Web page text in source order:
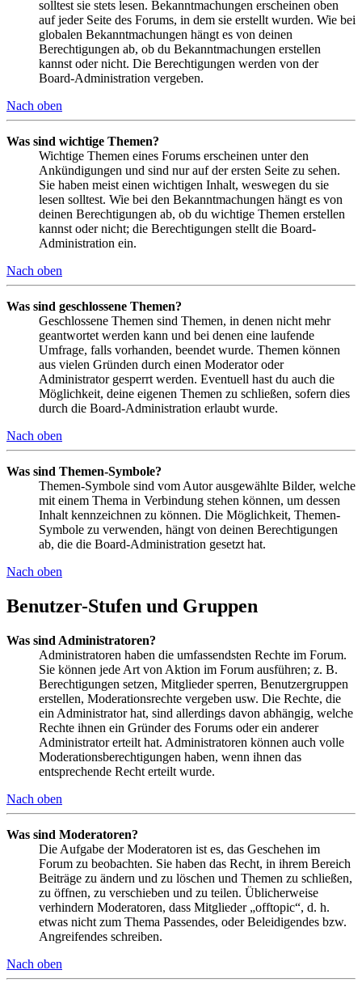
solltest sie stets lesen. Bekanntmachungen erscheinen oben
auf jeder Seite des Forums, in dem sie erstellt wurden. Wie bei
globalen Bekanntmachungen hängt es von deinen
Berechtigungen ab, ob du Bekanntmachungen erstellen
kannst oder nicht. Die Berechtigungen werden von der
Board-Administration vergeben.
Nach oben
Was sind wichtige Themen?
Wichtige Themen eines Forums erscheinen unter den
Ankündigungen und sind nur auf der ersten Seite zu sehen.
Sie haben meist einen wichtigen Inhalt, weswegen du sie
lesen solltest. Wie bei den Bekanntmachungen hängt es von
deinen Berechtigungen ab, ob du wichtige Themen erstellen
kannst oder nicht; die Berechtigungen stellt die Board-
Administration ein.
Nach oben
Was sind geschlossene Themen?
Geschlossene Themen sind Themen, in denen nicht mehr
geantwortet werden kann und bei denen eine laufende
Umfrage, falls vorhanden, beendet wurde. Themen können
aus vielen Gründen durch einen Moderator oder
Administrator gesperrt werden. Eventuell hast du auch die
Möglichkeit, deine eigenen Themen zu schließen, sofern dies
durch die Board-Administration erlaubt wurde.
Nach oben
Was sind Themen-Symbole?
Themen-Symbole sind vom Autor ausgewählte Bilder, welche
mit einem Thema in Verbindung stehen können, um dessen
Inhalt kennzeichnen zu können. Die Möglichkeit, Themen-
Symbole zu verwenden, hängt von deinen Berechtigungen
ab, die die Board-Administration gesetzt hat.
Nach oben
Benutzer-Stufen und Gruppen
Was sind Administratoren?
Administratoren haben die umfassendsten Rechte im Forum.
Sie können jede Art von Aktion im Forum ausführen; z. B.
Berechtigungen setzen, Mitglieder sperren, Benutzergruppen
erstellen, Moderationsrechte vergeben usw. Die Rechte, die
ein Administrator hat, sind allerdings davon abhängig, welche
Rechte ihnen ein Gründer des Forums oder ein anderer
Administrator erteilt hat. Administratoren können auch volle
Moderationsberechtigungen haben, wenn ihnen das
entsprechende Recht erteilt wurde.
Nach oben
Was sind Moderatoren?
Die Aufgabe der Moderatoren ist es, das Geschehen im
Forum zu beobachten. Sie haben das Recht, in ihrem Bereich
Beiträge zu ändern und zu löschen und Themen zu schließen,
zu öffnen, zu verschieben und zu teilen. Üblicherweise
verhindern Moderatoren, dass Mitglieder „offtopic“, d. h.
etwas nicht zum Thema Passendes, oder Beleidigendes bzw.
Angreifendes schreiben.
Nach oben